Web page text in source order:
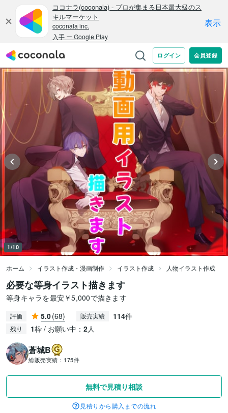
1/10
ホーム イラスト作成・漫画制作 イラスト作成 人物イラスト作成
必要な等身イラスト描きます
等身キャラを最安￥5,000で描きます
評価 5.0(68) 販売実績 114件
残り 1枠 / お願い中： 2人
蒼城B
総販売実績： 175件
無料で見積り相談
見積りから購入までの流れ